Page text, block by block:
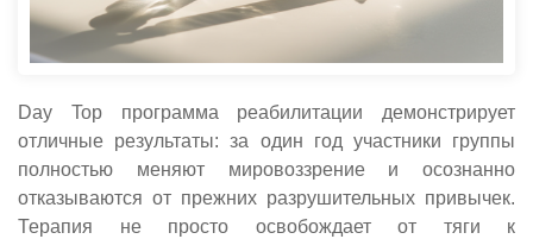
Day Top программа реабилитации демонстрирует
отличные результаты: за один год участники группы
полностью меняют мировоззрение и осознанно
отказываются от прежних разрушительных привычек.
Терапия не просто освобождает от тяги к